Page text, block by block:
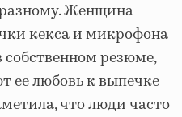
Женщина
кекса и микрофона
собственном резюме,
ее любовь к выпечке
что люди часто